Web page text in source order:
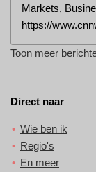
Markets,
https://
Toon meer
Direct naar
Wie ben ik
Regio's
En meer